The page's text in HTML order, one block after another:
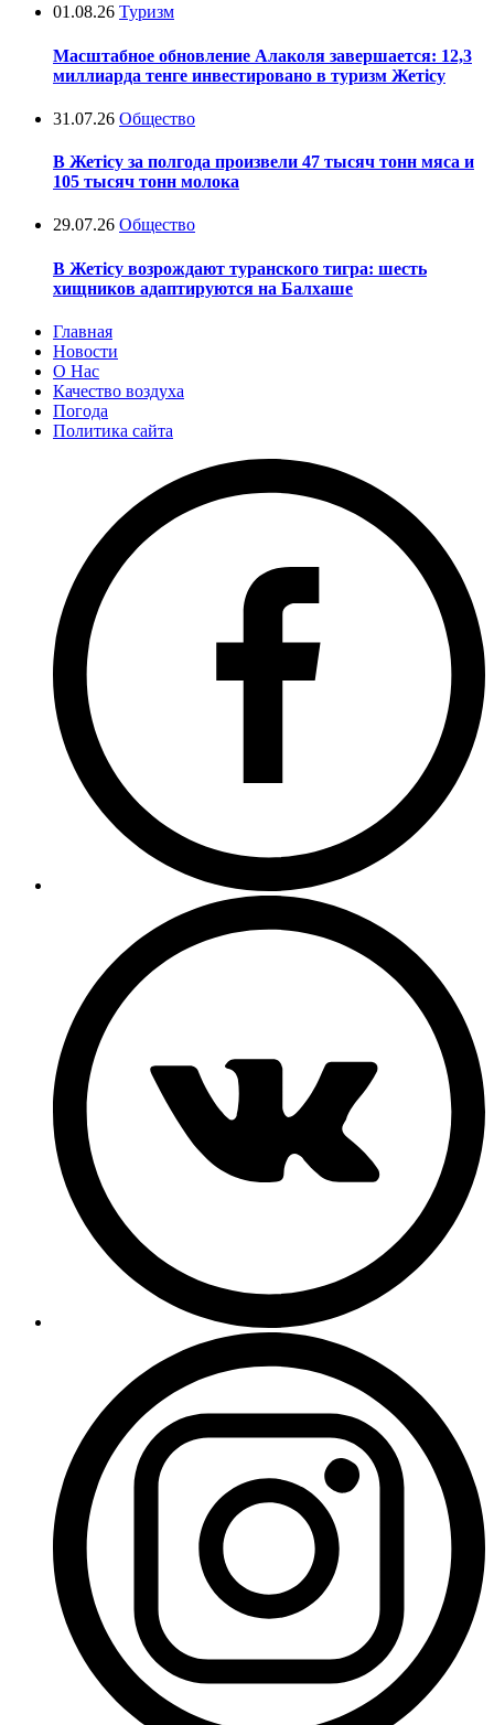
01.08.26 Туризм
Масштабное обновление Алаколя завершается: 12,3
миллиарда тенге инвестировано в туризм Жетісу
31.07.26 Общество
В Жетісу за полгода произвели 47 тысяч тонн мяса и
105 тысяч тонн молока
29.07.26 Общество
В Жетісу возрождают туранского тигра: шесть
хищников адаптируются на Балхаше
Главная
Новости
О Нас
Качество воздуха
Погода
Политика сайта